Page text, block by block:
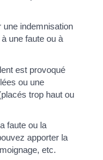
indemnisation
une faute ou à
est provoqué
ou une
trop haut ou
faute ou la
apporter la
etc.